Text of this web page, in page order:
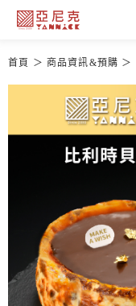
首頁 商品資訊&預購